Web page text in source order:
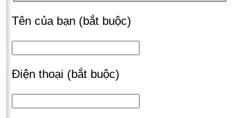
Tên của bạn (bắt buộc)
Điện thoại (bắt buộc)